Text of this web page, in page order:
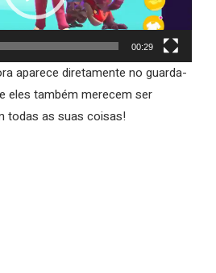
00:29
aparece diretamente no guarda-
eles também merecem ser
todas as suas coisas!